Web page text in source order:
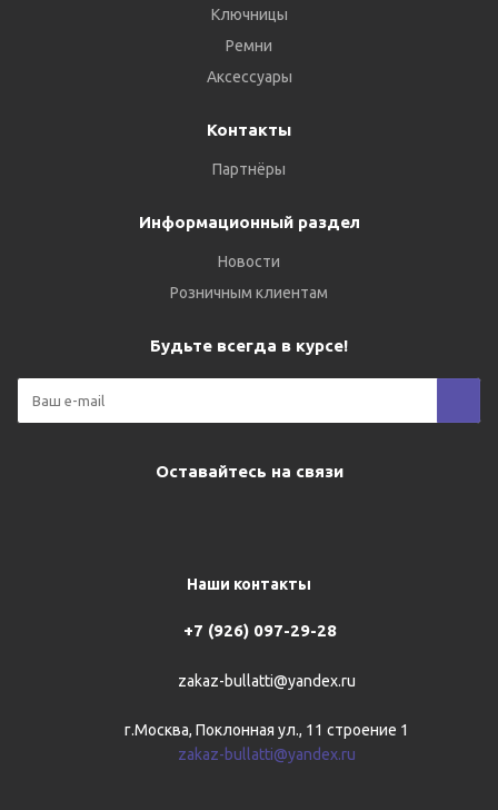
Ключницы
Ремни
Аксессуары
Контакты
Партнёры
Информационный раздел
Новости
Розничным клиентам
Будьте всегда в курсе!
Оставайтесь на связи
Наши контакты
+7 (926) 097-29-28
zakaz-bullatti@yandex.ru
г.Москва, Поклонная ул., 11 строение 1
zakaz-bullatti@yandex.ru